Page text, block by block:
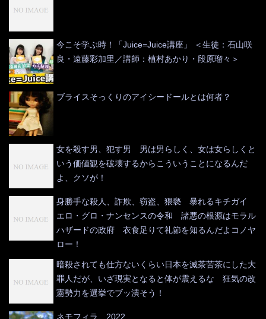
今こそ学ぶ時！「Juice=Juice講座」 ＜生徒：石山咲
良・遠藤彩加里／講師：植村あかり・段原瑠々＞
ブライスそっくりのアイシードールとは何者？
女を殺す男、犯す男 男は男らしく、女は女らしくと
いう価値観を破壊するからこういうことになるんだ
よ、クソが！
身勝手な殺人、詐欺、窃盗、猥褻 暴れるキチガイ
エロ・グロ・ナンセンスの令和 諸悪の根源はモラル
ハザードの政府 衣食足りて礼節を知るんだよコノヤ
ロー！
暗殺されても仕方ないくらい日本を滅茶苦茶にした大
罪人だが、いざ現実となると体が震えるな 狂気の改
憲勢力を選挙でブッ潰そう！
ネモフィラ 2022